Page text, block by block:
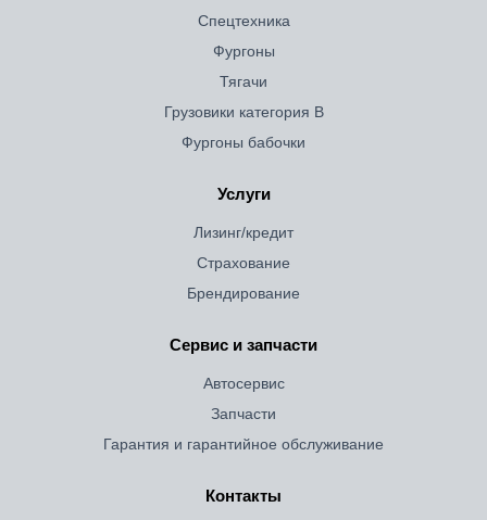
Спецтехника
Фургоны
Тягачи
Грузовики категория B
Фургоны бабочки
Услуги
Лизинг/кредит
Страхование
Брендирование
Сервис и запчасти
Автосервис
Запчасти
Гарантия и гарантийное обслуживание
Контакты